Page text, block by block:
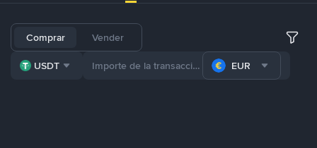
Comprar Vender
USDT EUR